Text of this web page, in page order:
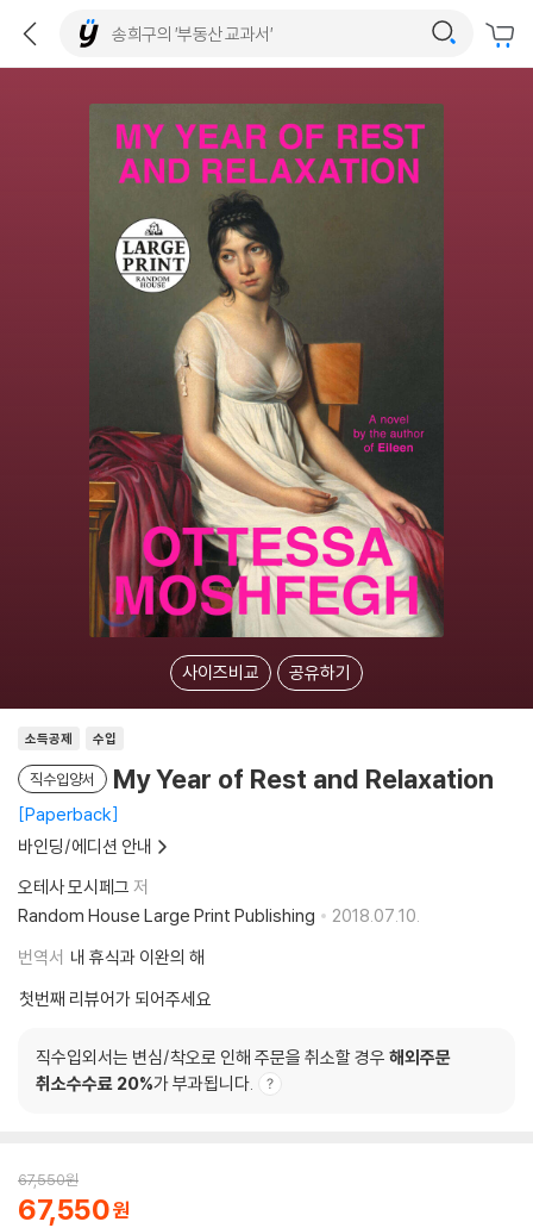
사이즈비교 공유하기
소득공제 수입
직수입양서 My Year of Rest and Relaxation
Paperback
바인딩/에디션 안내
오테사 모시페그 저
Random House Large Print Publishing
2018.07.10.
번역서 내 휴식과 이완의 해
첫번째 리뷰어가 되어주세요
직수입외서는 변심/착오로 인해 주문을 취소할 경우 해외주문
취소수수료 20%가 부과됩니다.
67,550원
67,550